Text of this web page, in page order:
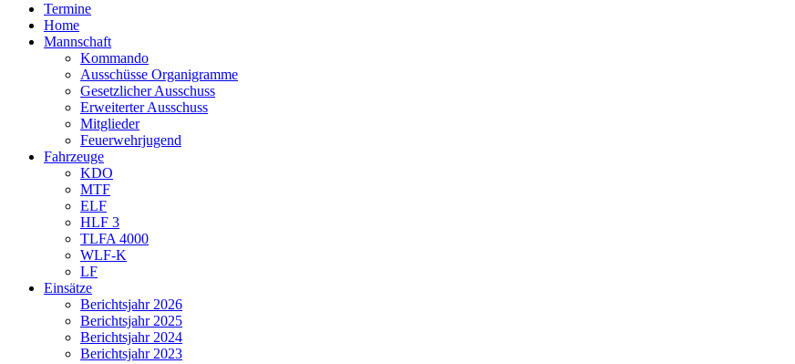
Termine
Home
Mannschaft
Kommando
Ausschüsse Organigramme
Gesetzlicher Ausschuss
Erweiterter Ausschuss
Mitglieder
Feuerwehrjugend
Fahrzeuge
KDO
MTF
ELF
HLF 3
TLFA 4000
WLF-K
LF
Einsätze
Berichtsjahr 2026
Berichtsjahr 2025
Berichtsjahr 2024
Berichtsjahr 2023